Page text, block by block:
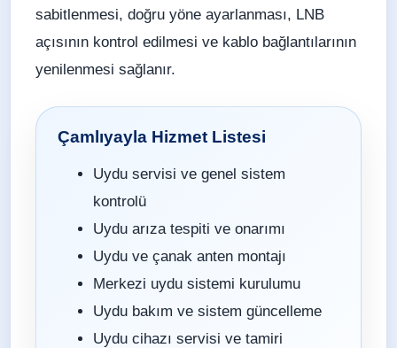
sabitlenmesi, doğru yöne ayarlanması, LNB
açısının kontrol edilmesi ve kablo bağlantılarının
yenilenmesi sağlanır.
Çamlıyayla Hizmet Listesi
Uydu servisi ve genel sistem
kontrolü
Uydu arıza tespiti ve onarımı
Uydu ve çanak anten montajı
Merkezi uydu sistemi kurulumu
Uydu bakım ve sistem güncelleme
Uydu cihazı servisi ve tamiri